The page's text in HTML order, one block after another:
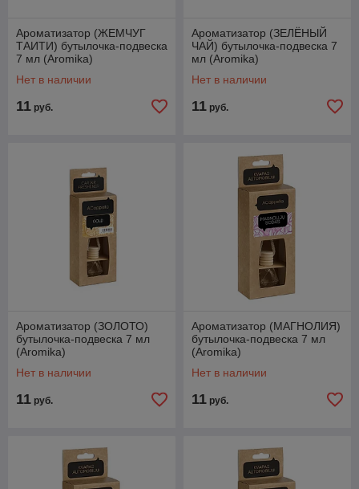
Ароматизатор (ЖЕМЧУГ
ТАИТИ) бутылочка-подвеска
7 мл (Aromika)
Нет в наличии
11 руб.
Ароматизатор (ЗЕЛЁНЫЙ
ЧАЙ) бутылочка-подвеска 7
мл (Aromika)
Нет в наличии
11 руб.
Ароматизатор (ЗОЛОТО)
бутылочка-подвеска 7 мл
(Aromika)
Нет в наличии
11 руб.
Ароматизатор (МАГНОЛИЯ)
бутылочка-подвеска 7 мл
(Aromika)
Нет в наличии
11 руб.